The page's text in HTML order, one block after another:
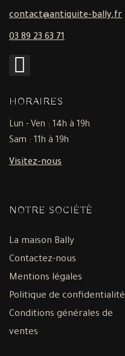
contact@antiquite-bally.fr
03 89 23 63 71
HORAIRES
Lun - Ven : 14h à 19h
Sam : 11h à 19h
Visitez-nous
NOTRE SOCIÉTÉ
La maison Bally
Contactez-nous
Mentions légales
Politique de confidentialité
Conditions générales de
ventes